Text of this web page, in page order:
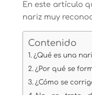
En este artículo
nariz muy
Contenido
¿Qué es una
¿Por qué se
¿Cómo se